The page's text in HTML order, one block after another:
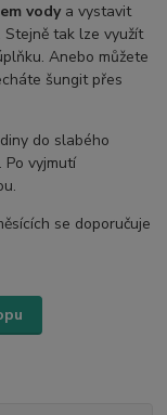
vodya vystavit
. Stejně tak lze využít
Anebo můžete
šungit přes
do slabého
. Po vyjmutí
se doporučuje